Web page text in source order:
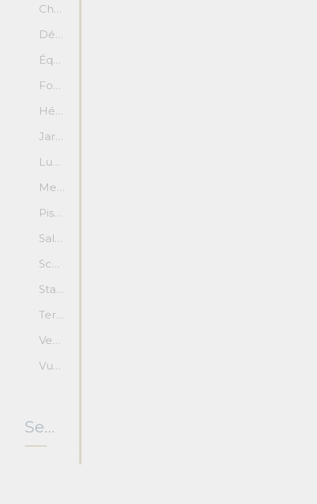
Chapiteaux
Décor champêtre
Équipement multimédia
Foyer
Hébergement sur place
Jardin fleurie
Luminosité naturelle (fenêtré)
Menus végétariens
Piste de danse
Salle climatisée
Scène ou estrade
Stationnement
Terrasse / jardin / espace extérieur
Vestiaire
Vue imprenable
Services offerts